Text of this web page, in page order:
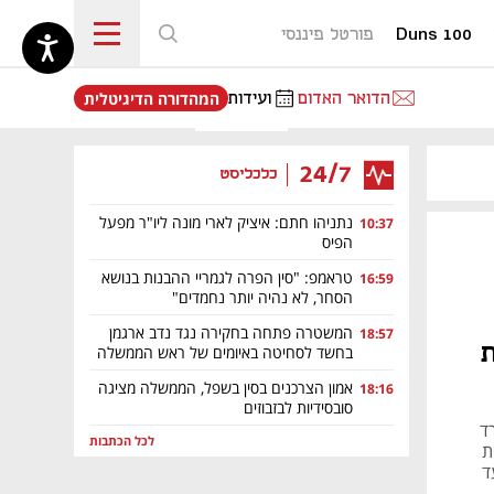
Duns 100 פורטל פיננסי
הדואר האדום ועידות
נפתח בכרטיסייה חדשה
המהדורה הדיגיטלית
24/7 כלכליסט
10:37 נתניהו חתם: איציק לארי מונה ליו"ר מפעל
הפיס
16:59 טראמפ: "סין הפרה לגמריי ההבנות בנושא
הסחר, לא נהיה יותר נחמדים"
18:57 המשטרה פתחה בחקירה נגד נדב ארגמן
בחשד לסחיטה באיומים של ראש הממשלה
18:16 אמון הצרכנים בסין בשפל, הממשלה מציגה
סובסידיות לבזבוזים
לכל הכתבות
2.1 מיליארד
עד